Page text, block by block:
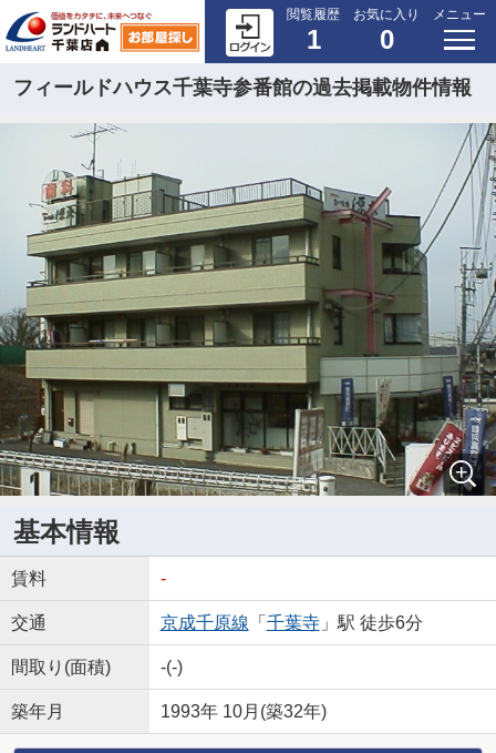
閲覧履歴
1
お気に入り
0
メニュー
フィールドハウス千葉寺参番館の過去掲載物件情報
基本情報
賃料 -
交通 京成千原線 「 千葉寺」駅 徒歩6分
間取り(面積) -(-)
築年月 1993年 10月(築32年)